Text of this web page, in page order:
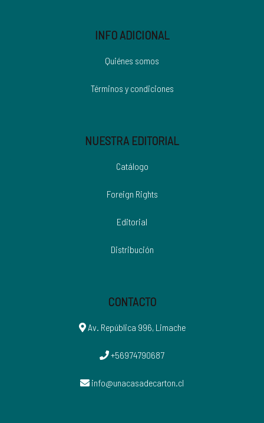
INFO ADICIONAL
Quiénes somos
Términos y condiciones
NUESTRA EDITORIAL
Catálogo
Foreign Rights
Editorial
Distribución
CONTACTO
Av. República 996, Limache
+56974790687
info@unacasadecarton.cl